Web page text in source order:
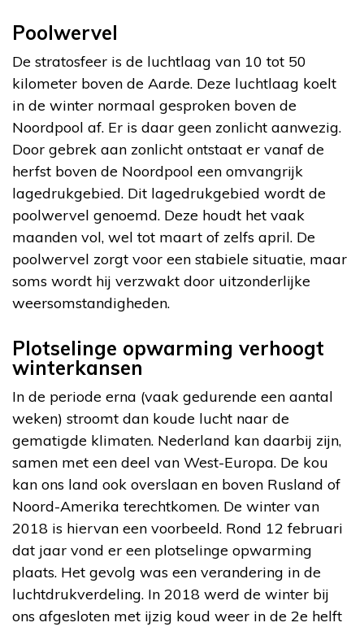
Poolwervel
De stratosfeer is de luchtlaag van 10 tot 50
kilometer boven de Aarde. Deze luchtlaag koelt
in de winter normaal gesproken boven de
Noordpool af. Er is daar geen zonlicht aanwezig.
Door gebrek aan zonlicht ontstaat er vanaf de
herfst boven de Noordpool een omvangrijk
lagedrukgebied. Dit lagedrukgebied wordt de
poolwervel genoemd. Deze houdt het vaak
maanden vol, wel tot maart of zelfs april. De
poolwervel zorgt voor een stabiele situatie, maar
soms wordt hij verzwakt door uitzonderlijke
weersomstandigheden.
Plotselinge opwarming verhoogt
winterkansen
In de periode erna (vaak gedurende een aantal
weken) stroomt dan koude lucht naar de
gematigde klimaten. Nederland kan daarbij zijn,
samen met een deel van West-Europa. De kou
kan ons land ook overslaan en boven Rusland of
Noord-Amerika terechtkomen. De winter van
2018 is hiervan een voorbeeld. Rond 12 februari
dat jaar vond er een plotselinge opwarming
plaats. Het gevolg was een verandering in de
luchtdrukverdeling. In 2018 werd de winter bij
ons afgesloten met ijzig koud weer in de 2e helft